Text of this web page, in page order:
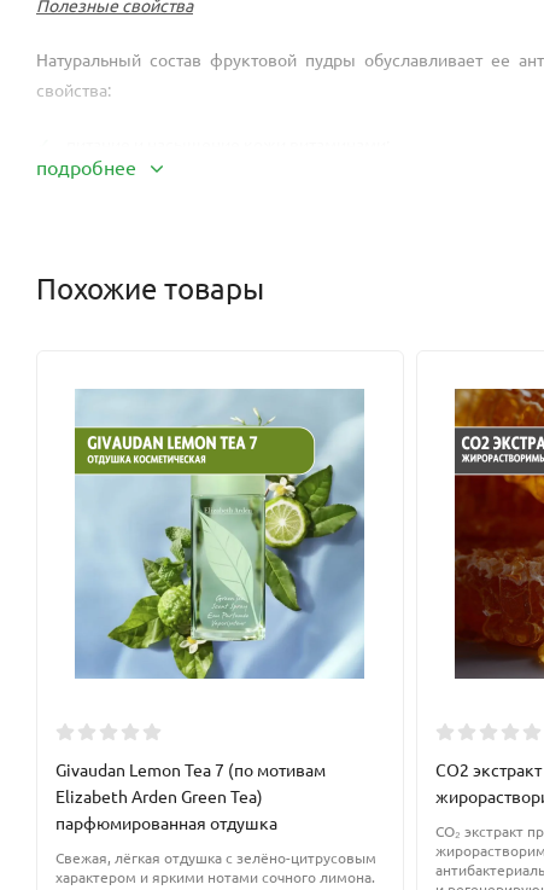
Полезные свойства
Натуральный состав фруктовой пудры обуславливает ее
свойства:
интенсивное увлажнение и успокоение;
Концентрат используется для изготовления множества
сывороток для зрелой кожи;
лифтинговых масок или кремов;
косметики с высокой УФ-защитой;
масок, которые сужают поры и устраняют пигментные
обертываний против целлюлита;
Процент ввода:до 100% : крема - до 20%, лосьоны/тоники - до
подробнее
Похожие товары
Givaudan Lemon Tea 7 (по мотивам
Elizabeth Arden Green Tea)
парфюмированная отдушка
Свежая, лёгкая отдушка с зелёно-цитрусовым
характером и яркими нотами сочного лимона.
CO2
CO₂ экстракт